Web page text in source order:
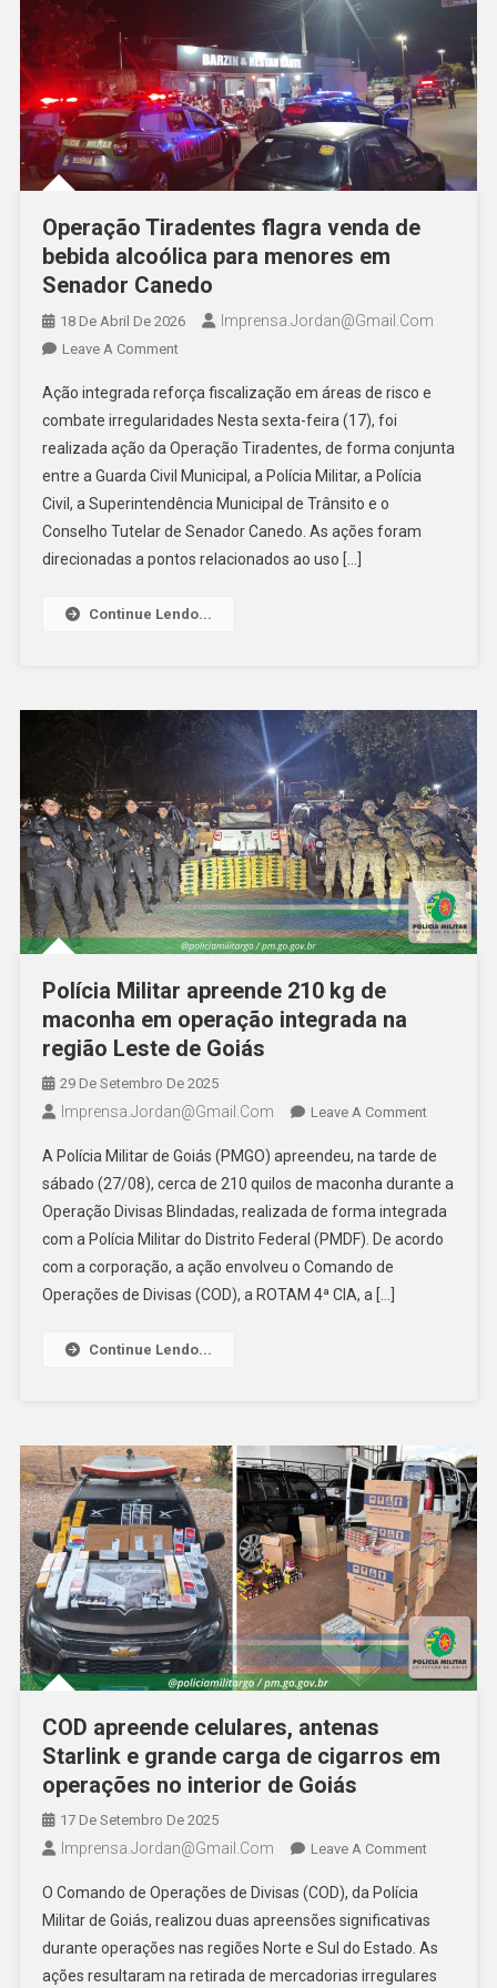
Operação Tiradentes flagra venda de
bebida alcoólica para menores em
Senador Canedo
18 De Abril De 2026 Imprensa.jordan@gmail.com
Leave A CommentOn
Tiradentes
Flagra
Venda
De
Bebida
Alcoólica
Para
Ação integrada reforça fiscalização em áreas de risco e
combate irregularidades Nesta sexta-feira (17), foi
realizada ação da Operação Tiradentes, de forma conjunta
entre a Guarda Civil Municipal, a Polícia Militar, a Polícia
Civil, a Superintendência Municipal de Trânsito e o
Conselho Tutelar de Senador Canedo. As ações foram
direcionadas a pontos relacionados ao uso […]
Continue Lendo...
Polícia Militar apreende 210 kg de
maconha em operação integrada na
região Leste de Goiás
29 De Setembro De 2025
Imprensa.jordan@gmail.com Leave A CommentOn
Militar
Apreende
210
Kg
De
Goiás
A Polícia Militar de Goiás (PMGO) apreendeu, na tarde de
sábado (27/08), cerca de 210 quilos de maconha durante a
Operação Divisas Blindadas, realizada de forma integrada
com a Polícia Militar do Distrito Federal (PMDF). De acordo
com a corporação, a ação envolveu o Comando de
Operações de Divisas (COD), a ROTAM 4ª CIA, a […]
Continue Lendo...
COD apreende celulares, antenas
Starlink e grande carga de cigarros em
operações no interior de Goiás
17 De Setembro De 2025
Imprensa.jordan@gmail.com Leave A CommentOn
Celulares,
Antenas
Starlink
O Comando de Operações de Divisas (COD), da Polícia
Militar de Goiás, realizou duas apreensões significativas
durante operações nas regiões Norte e Sul do Estado. As
ações resultaram na retirada de mercadorias irregulares